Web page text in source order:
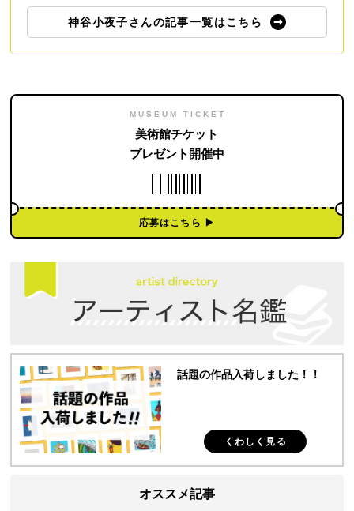
神谷小夜子さんの記事一覧はこちら
MUSEUM TICKET
美術館チケット
プレゼント開催中
応募はこちら ▶︎
話題の作品入荷しました！！
くわしく見る
オススメ記事